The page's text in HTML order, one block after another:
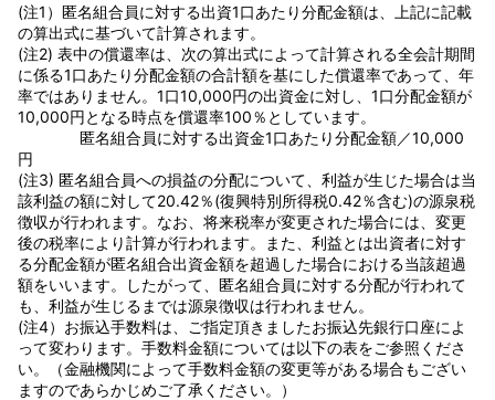
(注1）匿名組合員に対する出資1口あたり分配金額は、上記に記載
の算出式に基づいて計算されます。
(注2) 表中の償還率は、次の算出式によって計算される全会計期間
に係る1口あたり分配金額の合計額を基にした償還率であって、年
率ではありません。1口10,000円の出資金に対し、1口分配金額が
10,000円となる時点を償還率100％としています。
匿名組合員に対する出資金1口あたり分配金額／10,000
円
(注3) 匿名組合員への損益の分配について、利益が生じた場合は当
該利益の額に対して20.42％(復興特別所得税0.42％含む)の源泉税
徴収が行われます。なお、将来税率が変更された場合には、変更
後の税率により計算が行われます。また、利益とは出資者に対す
る分配金額が匿名組合出資金額を超過した場合における当該超過
額をいいます。したがって、匿名組合員に対する分配が行われて
も、利益が生じるまでは源泉徴収は行われません。
(注4）お振込手数料は、ご指定頂きましたお振込先銀行口座によ
って変わります。手数料金額については以下の表をご参照くださ
い。（金融機関によって手数料金額の変更等がある場合もござい
ますのであらかじめご了承ください。）